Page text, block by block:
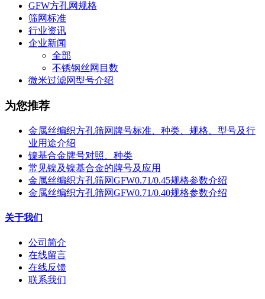
GFW方孔网规格
筛网标准
行业资讯
企业新闻
全部
不锈钢丝网目数
微米过滤网型号介绍
为您推荐
金属丝编织方孔筛网牌号标准、种类、规格、型号及行
业用途介绍
镍基合金牌号对照、种类
常见镍及镍基合金的牌号及应用
金属丝编织方孔筛网GFW0.71/0.45规格参数介绍
金属丝编织方孔筛网GFW0.71/0.40规格参数介绍
关于我们
公司简介
在线留言
在线反馈
联系我们